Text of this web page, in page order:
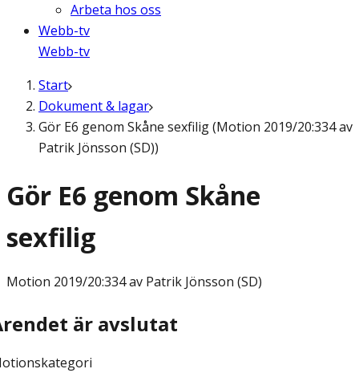
Arbeta hos oss
Webb-tv
Webb-tv
Start
Dokument & lagar
Gör E6 genom Skåne sexfilig (Motion 2019/20:334 av
Patrik Jönsson (SD))
Gör E6 genom Skåne
sexfilig
Motion 2019/20:334 av Patrik Jönsson (SD)
är avslutat